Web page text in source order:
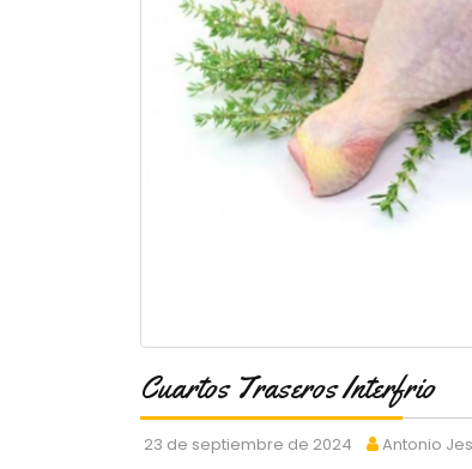
Cuartos Traseros Interfrio
23 de septiembre de 2024 Antonio